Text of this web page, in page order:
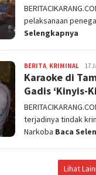
pelaksanaan
Selengkapnya
BERITA, KRIMINAL admin
17
Karaoke di
Gadis ‘Kinyis-
terjadinya tindak
Narkoba Baca
Lihat